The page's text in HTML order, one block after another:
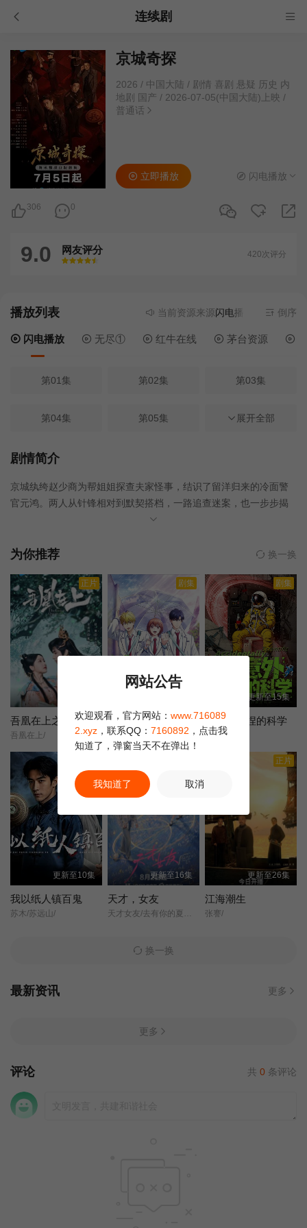
连续剧
京城奇探
2026 / 中国大陆 / 剧情 喜剧 悬疑 历史 内
地剧 国产 / 2026-07-05(中国大陆)上映 /
普通话
306 0
立即播放 闪电播放
9.0 网友评分
很差
较差还行推荐力荐
420次评分
播放列表 当前资源来源闪电播放 - 无需安装任
倒序
闪电播放 无尽① 红牛在线 茅台资源
第01集 第02集 第03集
第04集 第05集 第06集
第07集
第10集 第11集 第12集
第19集 第20集 第21集
第22集 第23集 第24集
第25集 第26集 第27集
第28集 第29集 第30集
第31集
第34集 第35集
展开全部
剧情简介
京城纨绔赵少商为帮姐姐探查夫家怪事，结识了留洋归来的冷面警
官元鸿。两人从针锋相对到默契搭档，一路追查迷案，也一步步揭
开元鸿母亲离世之谜。随着调查深入，一桩危及民族利益的走私阴
直面真相，也直面各自内心的选择……
为你推荐 换一换
正片
吾凰在上之凤御四方
吾凰在上/
剧集
花样少男少女 第二季
偷偷爱着你/第2季/花样少年少女/第2季/
剧集
更新至15集
被意外拿捏的科学
未知
更新至10集
我以纸人镇百鬼
苏木/苏远山/
更新至16集
天才，女友
正片
更新至26集
江海潮生
张謇/
换一换
最新资讯 更多
更多
评论 共 0 条评论
网站公告
欢迎观看，官方网站： www.716089
2.xyz ，联系QQ： 7160892 ，点击我
知道了，弹窗当天不在弹出！
我知道了 取消